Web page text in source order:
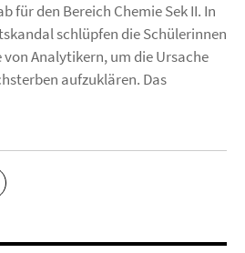
für den Bereich Chemie Sek II. In
schlüpfen die Schülerinnen
von Analytikern, um die Ursache
aufzuklären. Das